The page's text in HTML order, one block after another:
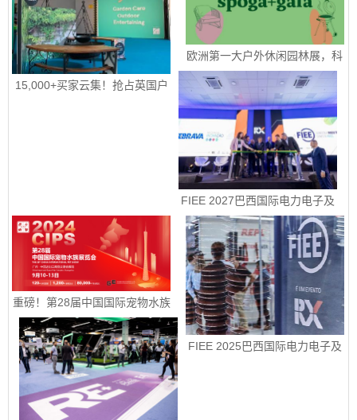
15,000+买家云集！抢占英国户
欧洲第一大户外休闲园林展，科
隆国际园艺、户外休闲及烧烤用
品展 spoga+gafa 圆满收官 下届
定档2027年 6 月 15日至 6 月
17 日
FIEE 2027巴西国际电力电子及
智能能源展销售正式启动
FIEE 2025巴西国际电力电子及
重磅！第28届中国国际宠物水族
展览会定档9月10-13日